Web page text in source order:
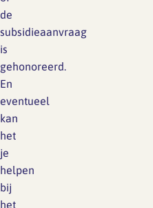
de
subsidieaanvraag
is
gehonoreerd.
En
eventueel
kan
het
je
helpen
bij
het